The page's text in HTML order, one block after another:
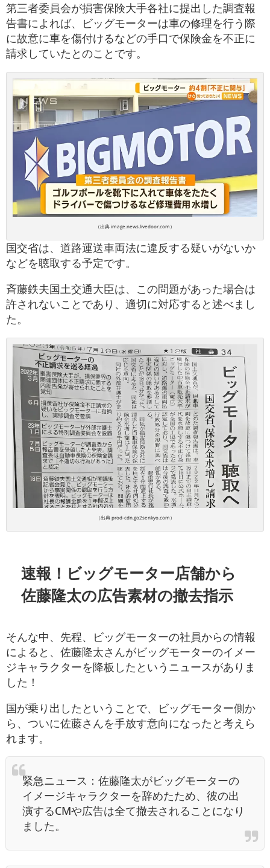
第三者委員会が損害保険大手各社に提出した調査報
告書によれば、ビッグモーターは車の修理を行う際
に故意に車を傷付けるなどの手口で保険金を不正に
請求していたとのことです。
（出典 image.news.livedoor.com）
国交省は、道路運送車両法に違反する疑いがないか
などを聴取する予定です。
斉藤鉄夫国土交通大臣は、この問題があった場合は
許されないことであり、適切に対応すると述べまし
た。
（出典 prod-cdn.go2senkyo.com）
速報！ビッグモーター店舗から
佐藤隆太の広告素材の撤去指示
そんな中、先程、ビッグモーターの社員からの情報
によると、佐藤隆太さんがビッグモーターのイメー
ジキャラクターを降板したというニュースがありま
した！
国が乗り出したということで、ビッグモーター側か
ら、ついに佐藤さんを手放す意向になったと考えら
れます。
緊急ニュース：佐藤隆太がビッグモーターの
イメージキャラクターを辞めたため、彼の出
演するCMや広告は全て撤去されることになり
ました。